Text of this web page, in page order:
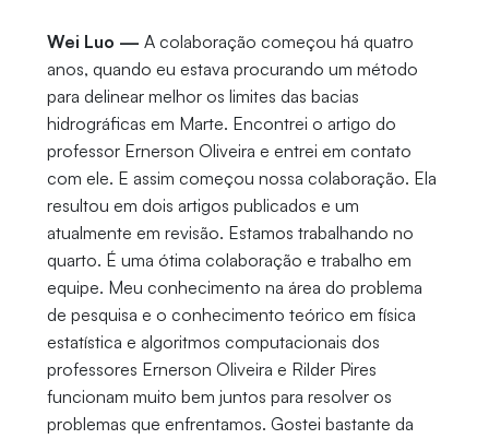
Wei Luo — A colaboração começou há quatro
anos, quando eu estava procurando um método
para delinear melhor os limites das bacias
hidrográficas em Marte. Encontrei o artigo do
professor Ernerson Oliveira e entrei em contato
com ele. E assim começou nossa colaboração. Ela
resultou em dois artigos publicados e um
atualmente em revisão. Estamos trabalhando no
quarto. É uma ótima colaboração e trabalho em
equipe. Meu conhecimento na área do problema
de pesquisa e o conhecimento teórico em física
estatística e algoritmos computacionais dos
professores Ernerson Oliveira e Rilder Pires
funcionam muito bem juntos para resolver os
problemas que enfrentamos. Gostei bastante da